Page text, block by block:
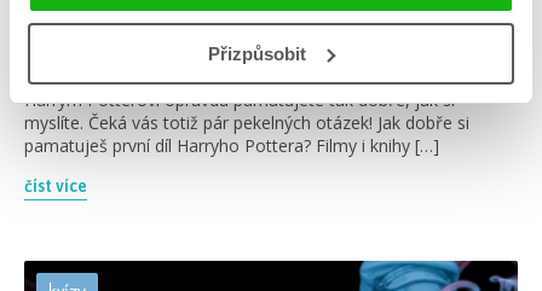
Přizpůsobit
Filmy i knihy o škole čar a kouzel v Bradavicích umíme všichni
nazpaměť… anebo to jenom předstíráme? Pojďte otestovat
svoje expertní znalosti a zjistěte, jestli si začátek příběhu o
Harrym Potterovi opravdu pamatujete tak dobře, jak si
myslíte. Čeká vás totiž pár pekelných otázek! Jak dobře si
pamatuješ první díl Harryho Pottera? Filmy i knihy […]
číst více